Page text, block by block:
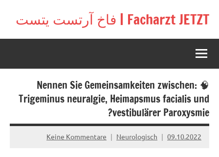
InhaltFacharzt JETZT | فاخ آرتست يتست
Free
interactive
community
for
in
Germany,
Switzerland,
and
🧠 Nennen Sie Gemeinsamkeiten zwischen:
Trigeminus neuralgie, Heimapsmus facialis und
vestibulärer Paroxysmie?
09.10.2022
Neurologisch
Keine Kommentare